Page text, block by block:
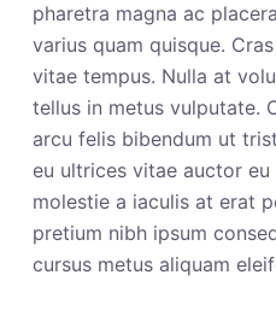
pharetra magna ac
varius quam quisque.
vitae tempus. Nulla at
tellus in metus vulputate.
arcu felis bibendum ut
eu ultrices vitae auctor
molestie a iaculis at erat
pretium nibh ipsum
cursus metus aliquam